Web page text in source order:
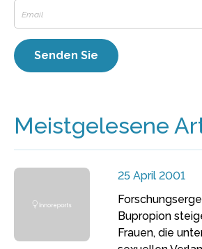
Meistgelesene
25 April 2001
Bupropion
Frauen, die